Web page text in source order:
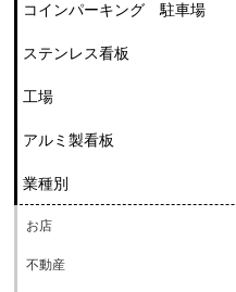
コインパーキング 駐車場
ステンレス看板
工場
アルミ製看板
業種別
お店
不動産